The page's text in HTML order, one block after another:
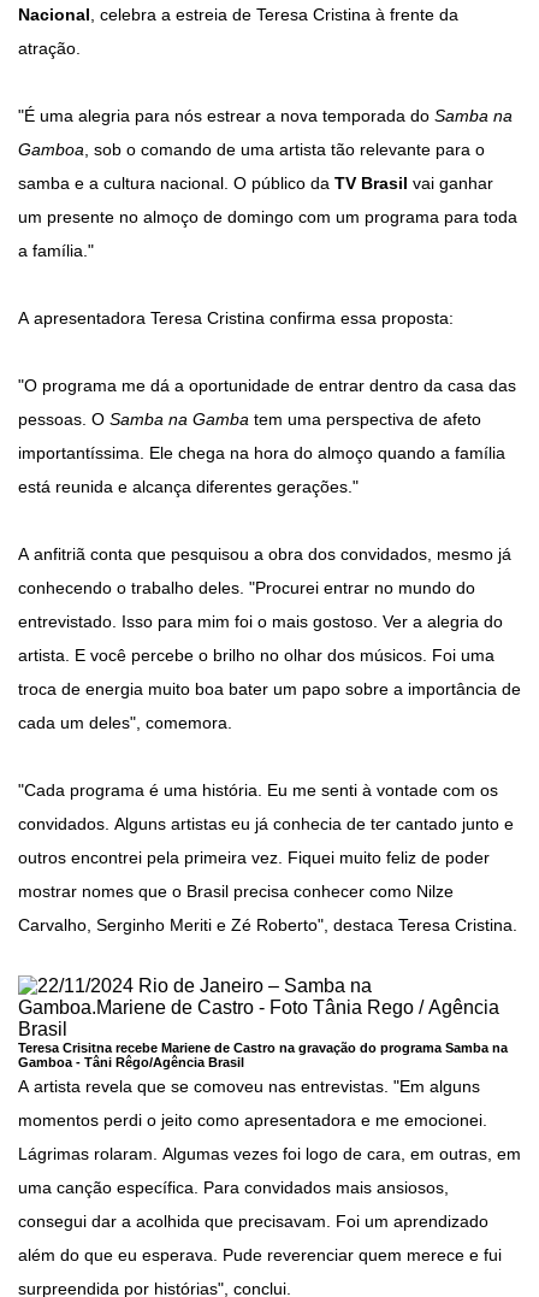
Nacional, celebra a estreia de Teresa Cristina à frente da
atração.
"É uma alegria para nós estrear a nova temporada do Samba na
Gamboa, sob o comando de uma artista tão relevante para o
samba e a cultura nacional. O público da TV Brasil vai ganhar
um presente no almoço de domingo com um programa para toda
a família."
A apresentadora Teresa Cristina confirma essa proposta:
"O programa me dá a oportunidade de entrar dentro da casa das
pessoas. O Samba na Gamba tem uma perspectiva de afeto
importantíssima. Ele chega na hora do almoço quando a família
está reunida e alcança diferentes gerações."
A anfitriã conta que pesquisou a obra dos convidados, mesmo já
conhecendo o trabalho deles. "Procurei entrar no mundo do
entrevistado. Isso para mim foi o mais gostoso. Ver a alegria do
artista. E você percebe o brilho no olhar dos músicos. Foi uma
troca de energia muito boa bater um papo sobre a importância de
cada um deles", comemora.
"Cada programa é uma história. Eu me senti à vontade com os
convidados. Alguns artistas eu já conhecia de ter cantado junto e
outros encontrei pela primeira vez. Fiquei muito feliz de poder
mostrar nomes que o Brasil precisa conhecer como Nilze
Carvalho, Serginho Meriti e Zé Roberto", destaca Teresa Cristina.
Teresa Crisitna recebe Mariene de Castro na gravação do programa Samba na
Gamboa - Tâni Rêgo/Agência Brasil
A artista revela que se comoveu nas entrevistas. "Em alguns
momentos perdi o jeito como apresentadora e me emocionei.
Lágrimas rolaram. Algumas vezes foi logo de cara, em outras, em
uma canção específica. Para convidados mais ansiosos,
consegui dar a acolhida que precisavam. Foi um aprendizado
além do que eu esperava. Pude reverenciar quem merece e fui
surpreendida por histórias", conclui.